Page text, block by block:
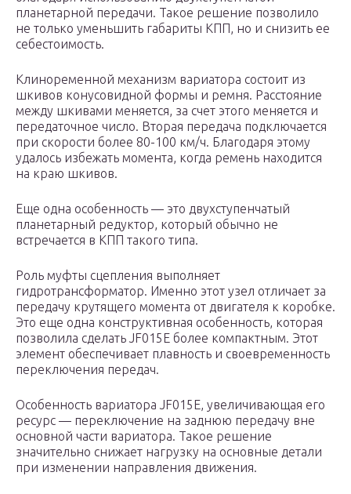
планетарной передачи. Такое решение позволило
не только уменьшить габариты КПП, но и снизить ее
себестоимость.
Клиноременной механизм вариатора состоит из
шкивов конусовидной формы и ремня. Расстояние
между шкивами меняется, за счет этого меняется и
передаточное число. Вторая передача подключается
при скорости более 80-100 км/ч. Благодаря этому
удалось избежать момента, когда ремень находится
на краю шкивов.
Еще одна особенность — это двухступенчатый
планетарный редуктор, который обычно не
встречается в КПП такого типа.
Роль муфты сцепления выполняет
гидротрансформатор. Именно этот узел отличает за
передачу крутящего момента от двигателя к коробке.
Это еще одна конструктивная особенность, которая
позволила сделать JF015E более компактным. Этот
элемент обеспечивает плавность и своевременность
переключения передач.
Особенность вариатора JF015E, увеличивающая его
ресурс — переключение на заднюю передачу вне
основной части вариатора. Такое решение
значительно снижает нагрузку на основные детали
при изменении направления движения.